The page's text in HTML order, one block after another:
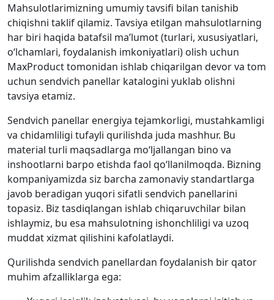
Mahsulotlarimizning umumiy tavsifi bilan tanishib
chiqishni taklif qilamiz. Tavsiya etilgan mahsulotlarning
har biri haqida batafsil ma’lumot (turlari, xususiyatlari,
o‘lchamlari, foydalanish imkoniyatlari) olish uchun
MaxProduct tomonidan ishlab chiqarilgan devor va tom
uchun sendvich panellar katalogini yuklab olishni
tavsiya etamiz.
Sendvich panellar energiya tejamkorligi, mustahkamligi
va chidamliligi tufayli qurilishda juda mashhur. Bu
material turli maqsadlarga mo‘ljallangan bino va
inshootlarni barpo etishda faol qo‘llanilmoqda. Bizning
kompaniyamizda siz barcha zamonaviy standartlarga
javob beradigan yuqori sifatli sendvich panellarini
topasiz. Biz tasdiqlangan ishlab chiqaruvchilar bilan
ishlaymiz, bu esa mahsulotning ishonchliligi va uzoq
muddat xizmat qilishini kafolatlaydi.
Qurilishda sendvich panellardan foydalanish bir qator
muhim afzalliklarga ega: